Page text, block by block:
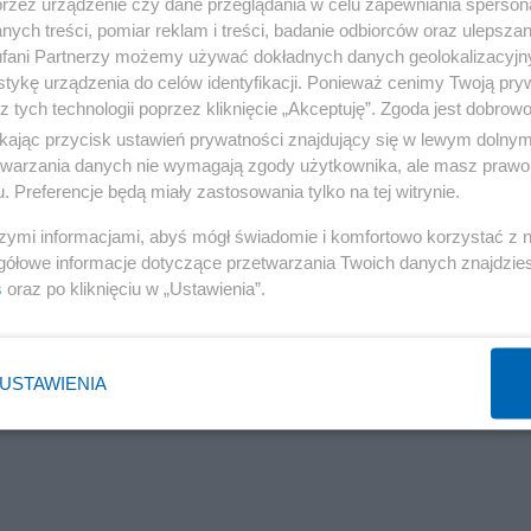
Duda zdecydował się wejść w lokalny spór polityczny.
ubiegał się już o urząd prezydenta Krakowa.
potencjalni kandydaci PiS to Małgorzata
Michał Drewnicki.
Rusza referendalna lawina?
treści, pomiar reklam i treści, badanie odbiorców oraz
Partnerzy możemy używać dokładnych danych
urządzenia do celów identyfikacji. Ponieważ cenimy Twoją
tych technologii poprzez kliknięcie „Akceptuję”. Zgoda jest
przycisk ustawień prywatności znajdujący się w lewym
danych nie wymagają zgody użytkownika, ale masz
Preferencje będą miały zastosowania tylko na tej witrynie.
informacjami, abyś mógł świadomie i komfortowo korzystać z
informacje dotyczące przetwarzania Twoich danych
oraz po kliknięciu w „Ustawienia”.
USTAWIENIA